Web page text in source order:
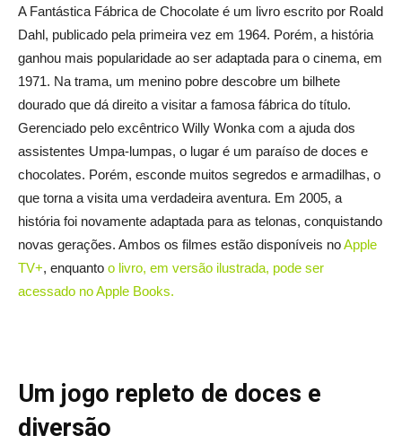
A Fantástica Fábrica de Chocolate é um livro escrito por Roald
Dahl, publicado pela primeira vez em 1964. Porém, a história
ganhou mais popularidade ao ser adaptada para o cinema, em
1971. Na trama, um menino pobre descobre um bilhete
dourado que dá direito a visitar a famosa fábrica do título.
Gerenciado pelo excêntrico Willy Wonka com a ajuda dos
assistentes Umpa-lumpas, o lugar é um paraíso de doces e
chocolates. Porém, esconde muitos segredos e armadilhas, o
que torna a visita uma verdadeira aventura. Em 2005, a
história foi novamente adaptada para as telonas, conquistando
novas gerações. Ambos os filmes estão disponíveis noApple
TV+, enquanto o livro, em versão ilustrada, pode ser
acessado no Apple Books.
Um jogo repleto de doces e
diversão